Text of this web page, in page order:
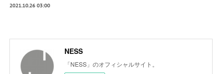
2021.10.26 03:00
NESS
「NESS」のオフィシャルサイト。